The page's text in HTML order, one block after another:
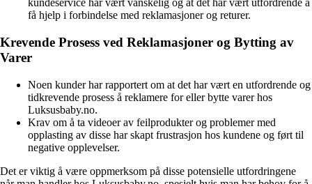
kundeservice har vært vanskelig og at det har vært utfordrende å
få hjelp i forbindelse med reklamasjoner og returer.
Krevende Prosess ved Reklamasjoner og Bytting av
Varer
Noen kunder har rapportert om at det har vært en utfordrende og
tidkrevende prosess å reklamere for eller bytte varer hos
Luksusbaby.no.
Krav om å ta videoer av feilprodukter og problemer med
opplasting av disse har skapt frustrasjon hos kundene og ført til
negative opplevelser.
Det er viktig å være oppmerksom på disse potensielle utfordringene